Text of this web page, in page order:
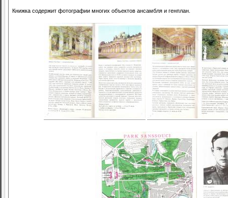
Книжка содержит фотографии многих объектов ансамбля и генплан.